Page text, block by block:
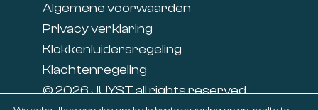
Algemene voorwaarden
Privacy verklaring
Klokkenluidersregeling
Klachtenregeling
© 2026 JUYST all rights reserved